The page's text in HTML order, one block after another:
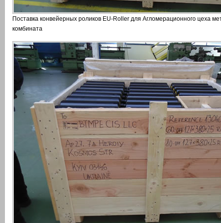
Поставка конвейерных роликов EU-Roller для Агломерационного цеха
комбината